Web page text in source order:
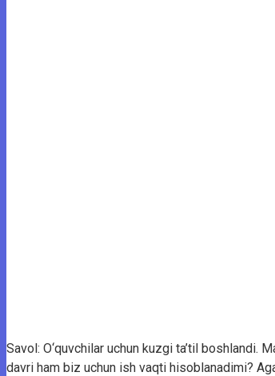
Savol: O‘quvchilar uchun kuzgi ta’til boshlandi.
davri ham biz uchun ish vaqti hisoblanadimi?